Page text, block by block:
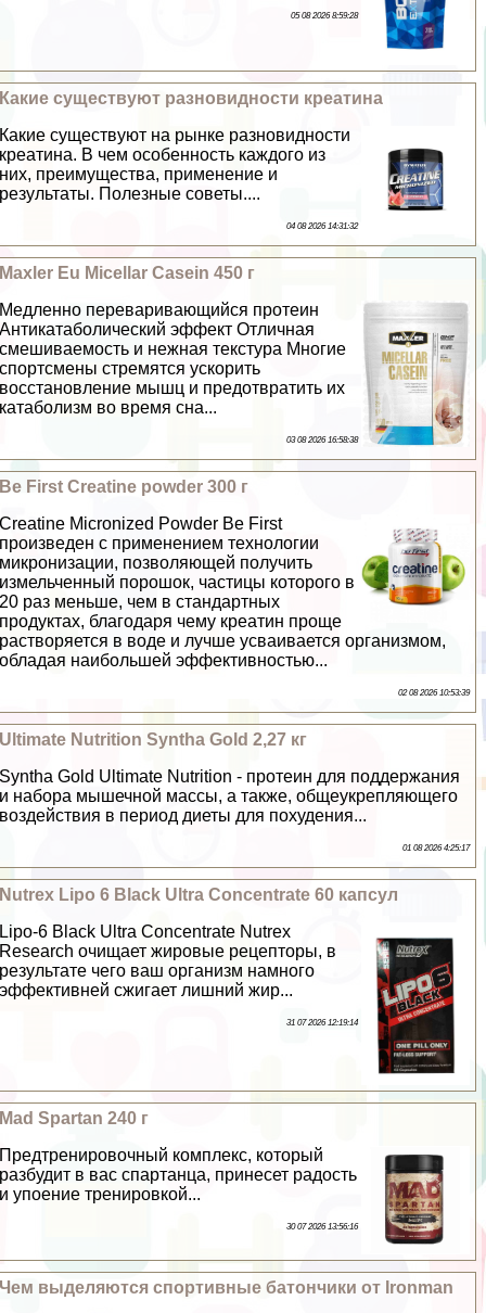
05 08 2026 8:59:28
Какие существуют разновидности креатина
Какие существуют на рынке разновидности
креатина. В чем особенность каждого из
них, преимущества, применение и
результаты. Полезные советы....
04 08 2026 14:31:32
Maxler Eu Micellar Casein 450 г
Медленно переваривающийся протеин
Антикатаболический эффект Отличная
смешиваемость и нежная текстура Многие
спортсмены стремятся ускорить
восстановление мышц и предотвратить их
катаболизм во время сна...
03 08 2026 16:58:38
Be First Creatine powder 300 г
Creatine Micronized Powder Be First
произведен с применением технологии
микронизации, позволяющей получить
измельченный порошок, частицы которого в
20 раз меньше, чем в стандартных
продуктах, благодаря чему креатин проще
растворяется в воде и лучше усваивается организмом,
обладая наибольшей эффективностью...
02 08 2026 10:53:39
Ultimate Nutrition Syntha Gold 2,27 кг
Syntha Gold Ultimate Nutrition - протеин для поддержания
и набора мышечной массы, а также, общеукрепляющего
воздействия в период диеты для похудения...
01 08 2026 4:25:17
Nutrex Lipo 6 Black Ultra Concentrate 60 капсул
Lipo-6 Black Ultra Concentrate Nutrex
Research очищает жировые рецепторы, в
результате чего ваш организм намного
эффективней сжигает лишний жир...
31 07 2026 12:19:14
Mad Spartan 240 г
Предтренировочный комплекс, который
разбудит в вас спартанца, принесет радость
и упоение тренировкой...
30 07 2026 13:56:16
Чем выделяются спортивные батончики от Ironman